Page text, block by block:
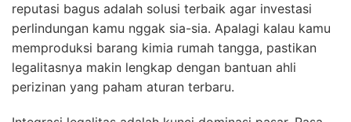
reputasi bagus adalah solusi terbaik agar investasi
perlindungan kamu nggak sia-sia. Apalagi kalau kamu
memproduksi barang kimia rumah tangga, pastikan
legalitasnya makin lengkap dengan bantuan ahli
perizinan yang paham aturan terbaru.